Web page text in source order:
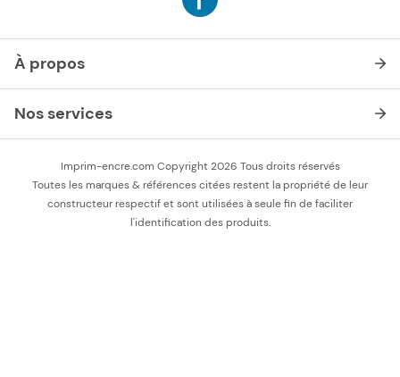
À propos
Nos services
Imprim-encre.com Copyright 2026 Tous droits réservés
Toutes les marques & références citées restent la propriété de leur
constructeur respectif et sont utilisées à seule fin de faciliter
l'identification des produits.